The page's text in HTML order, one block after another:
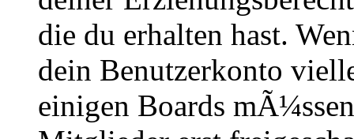
die du erhalten hast.
dein Benutzerkonto
einigen Boards